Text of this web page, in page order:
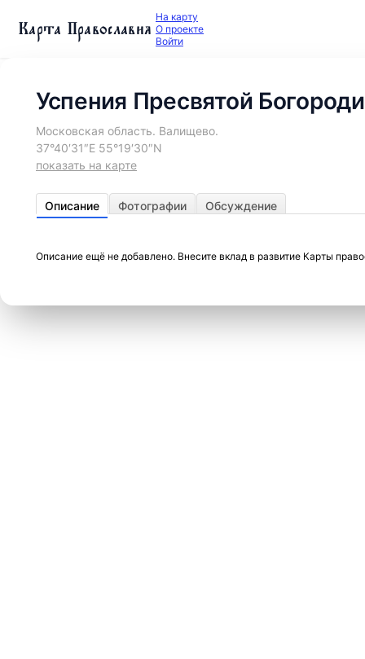
Карта Православия На карту
О проекте
Войти
Успения Пресвятой
Московская область. Валищево.
37°40′31″E 55°19′30″N
показать на карте
Описание Фотографии Обсуждение
Описание ещё не добавлено. Внесите вклад в развитие Карты